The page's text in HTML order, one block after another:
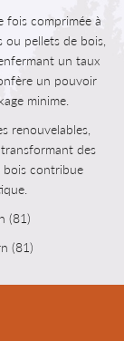
fois comprimée à
ou pellets de bois,
un taux
un pouvoir
minime.
renouvelables,
des
bois contribue
(81)
(81)